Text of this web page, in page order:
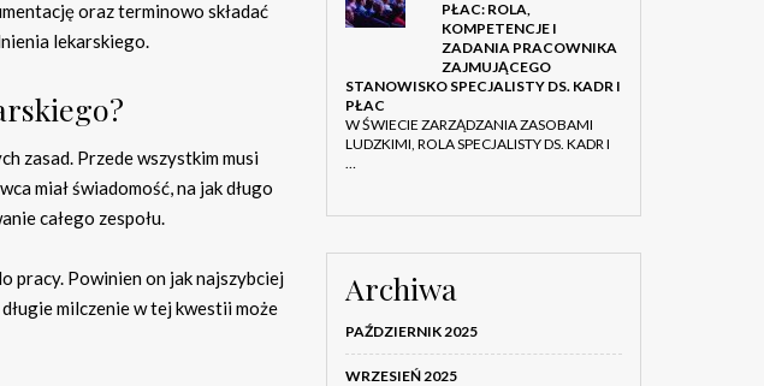
oraz terminowo składać
lekarskiego.
zasad. Przede wszystkim musi
miał świadomość, na jak długo
całego zespołu.
pracy. Powinien on jak najszybciej
milczenie w tej kwestii może
PŁAC: ROLA,
KOMPETENCJE I
ZADANIA PRACOWNIKA
ZAJMUJĄCEGO
STANOWISKO SPECJALISTY DS. KADR I
PŁAC
W ŚWIECIE ZARZĄDZANIA ZASOBAMI
LUDZKIMI, ROLA SPECJALISTY DS. KADR I
…
Archiwa
PAŹDZIERNIK 2025
WRZESIEŃ 2025